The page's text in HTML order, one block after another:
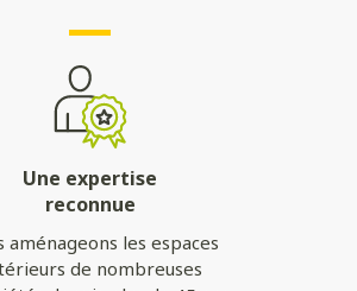
Une expertise
reconnue
aménageons les espaces
de nombreuses